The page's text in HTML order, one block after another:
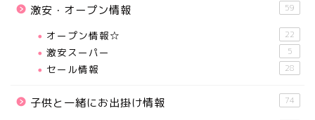
激安・オープン情報 59
オープン情報☆ 22
激安スーパー 5
セール情報 28
子供と一緒にお出掛け情報 74